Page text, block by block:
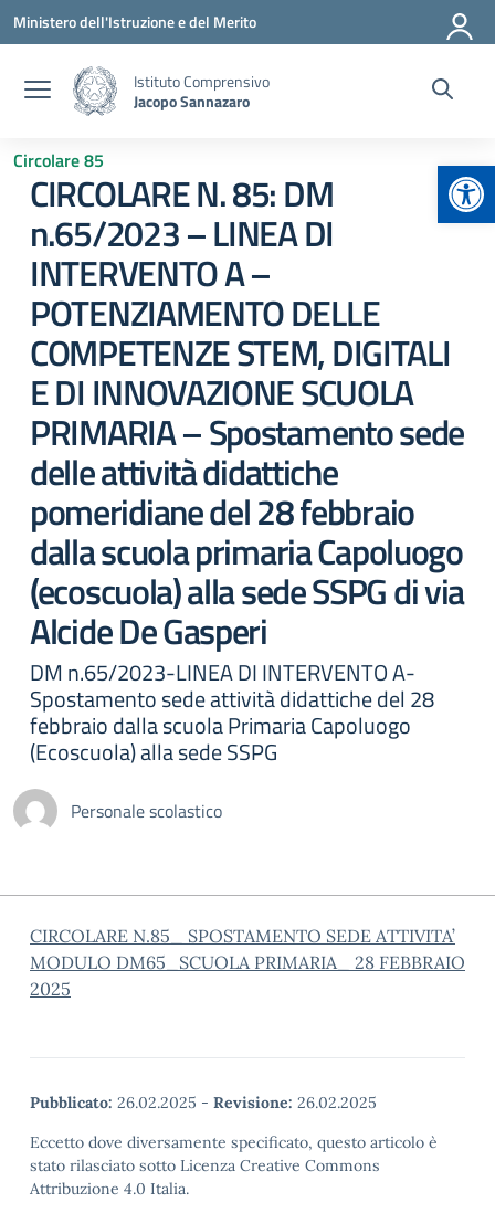
Vai ai contenuti
Vai al menu di navigazione
Vai al footer
Ministero dell'Istruzione e del Merito
Istituto Comprensivo
Jacopo Sannazaro
Circolare 85
CIRCOLARE N. 85: DM
n.65/2023 – LINEA DI
INTERVENTO A –
POTENZIAMENTO DELLE
COMPETENZE STEM, DIGITALI
E DI INNOVAZIONE SCUOLA
PRIMARIA – Spostamento sede
delle attività didattiche
pomeridiane del 28 febbraio
dalla scuola primaria Capoluogo
(ecoscuola) alla sede SSPG di via
Alcide De Gasperi
DM n.65/2023-LINEA DI INTERVENTO A-
Spostamento sede attività didattiche del 28
febbraio dalla scuola Primaria Capoluogo
(Ecoscuola) alla sede SSPG
Personale scolastico
CIRCOLARE N.85_ SPOSTAMENTO SEDE ATTIVITA’
MODULO DM65_SCUOLA PRIMARIA_ 28 FEBBRAIO
2025
Pubblicato: 26.02.2025 - Revisione: 26.02.2025
Eccetto dove diversamente specificato, questo articolo è
stato rilasciato sotto Licenza Creative Commons
Attribuzione 4.0 Italia.